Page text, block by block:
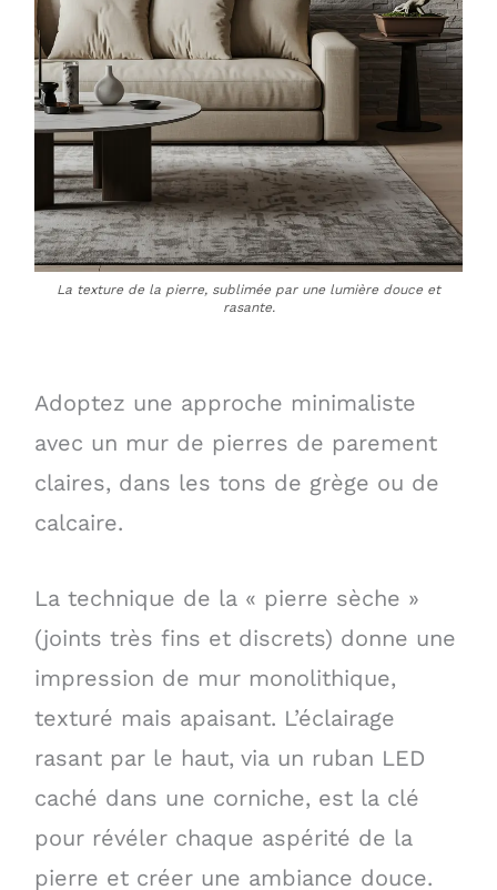
La texture de la pierre, sublimée par une lumière douce et
rasante.
Adoptez une approche minimaliste
avec un mur de pierres de parement
claires, dans les tons de grège ou de
calcaire.
La technique de la « pierre sèche »
(joints très fins et discrets) donne une
impression de mur monolithique,
texturé mais apaisant. L’éclairage
rasant par le haut, via un ruban LED
caché dans une corniche, est la clé
pour révéler chaque aspérité de la
pierre et créer une ambiance douce.